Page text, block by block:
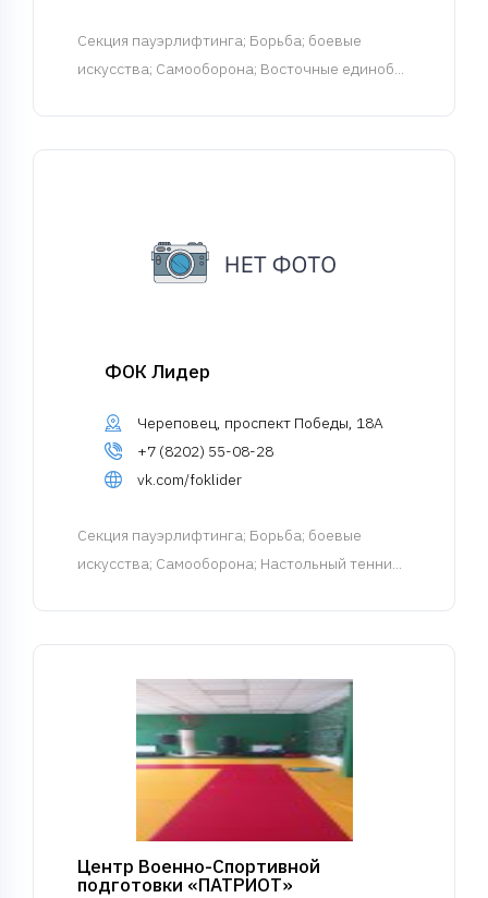
Cекция пауэрлифтинга; Борьба; боевые
искусства; Самооборона; Восточные единоб...
ФОК Лидер
Череповец, проспект Победы, 18А
+7 (8202) 55-08-28
vk.com/foklider
Cекция пауэрлифтинга; Борьба; боевые
искусства; Самооборона; Настольный тенни...
Центр Военно-Спортивной
подготовки «ПАТРИОТ»